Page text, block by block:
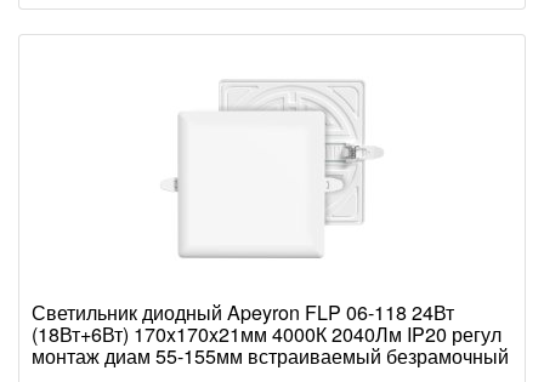
Светильник диодный Apeyron FLP 06-118 24Вт
(18Вт+6Вт) 170x170x21мм 4000К 2040Лм IP20 регул
монтаж диам 55-155мм встраиваемый безрамочный